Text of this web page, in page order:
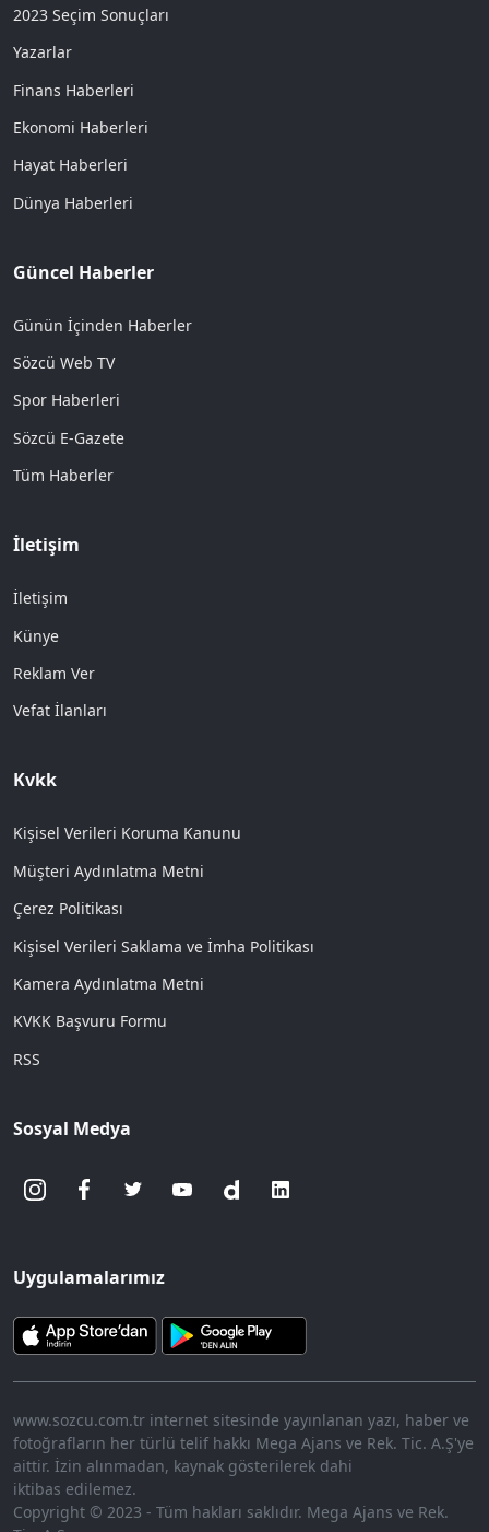
2023 Seçim Sonuçları
Yazarlar
Finans Haberleri
Ekonomi Haberleri
Hayat Haberleri
Dünya Haberleri
Güncel Haberler
Günün İçinden Haberler
Sözcü Web TV
Spor Haberleri
Sözcü E-Gazete
Tüm Haberler
İletişim
İletişim
Künye
Reklam Ver
Vefat İlanları
Kvkk
Kişisel Verileri Koruma Kanunu
Müşteri Aydınlatma Metni
Çerez Politikası
Kişisel Verileri Saklama ve İmha Politikası
Kamera Aydınlatma Metni
KVKK Başvuru Formu
RSS
Sosyal Medya
Uygulamalarımız
www.sozcu.com.tr internet sitesinde yayınlanan yazı, haber ve
fotoğrafların her türlü telif hakkı Mega Ajans ve Rek. Tic. A.Ş'ye
aittir. İzin alınmadan, kaynak gösterilerek dahi
iktibas edilemez.
Copyright © 2023 - Tüm hakları saklıdır. Mega Ajans ve Rek.